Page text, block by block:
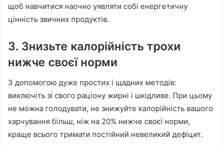
щоб навчитися наочно уявляти собі енергетичну
цінність звичних продуктів.
3. Знизьте калорійність трохи
нижче своєї норми
З допомогою дуже простих і щадних методів:
виключіть зі свого раціону жирні і шкідливе. При цьому
не можна голодувати, не знижуйте калорійність вашого
харчування більш, ніж на 20% нижче своєї норми,
краще всього тримати постійний невеликий дефіцит.